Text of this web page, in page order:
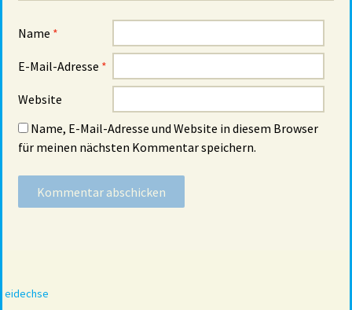
Name *
E-Mail-Adresse *
Website
Name, E-Mail-Adresse und Website in diesem Browser
für meinen nächsten Kommentar speichern.
eidechse